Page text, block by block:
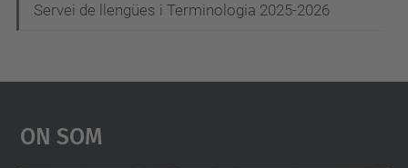
Servei de llengües i Terminologia 2025-2026
On Som